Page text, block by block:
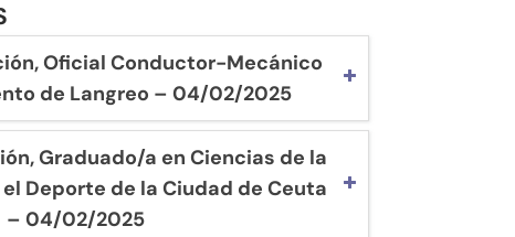
Oficial Conductor-Mecánico
de Langreo – 04/02/2025
Graduado/a en Ciencias de la
Deporte de la Ciudad de Ceuta
– 04/02/2025